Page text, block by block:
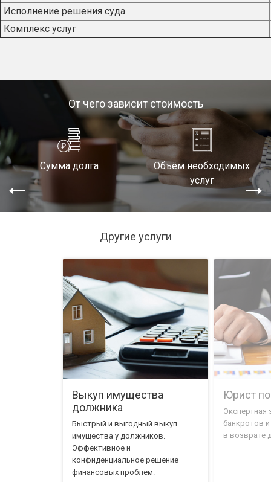
Исполнение решения суда
Комплекс услуг
От чего зависит стоимость
Сумма долга
Объём необходимых
услуг
Другие услуги
Выкуп имущества
должника
Быстрый и выгодный выкуп
имущества у должников.
Эффективное и
конфиденциальное решение
финансовых проблем.
Юрист по
Экспертная
банкротов
в возврате